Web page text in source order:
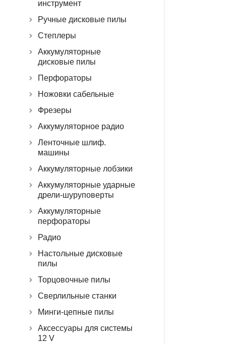
инструмент
Ручные дисковые пилы
Степлеры
Аккумуляторные
дисковые пилы
Перфораторы
Ножовки сабельные
Фрезеры
Аккумуляторное радио
Ленточные шлиф.
машины
Аккумуляторные лобзики
Аккумуляторные ударные
дрели-шуруповерты
Аккумуляторные
перфораторы
Радио
Настольные дисковые
пилы
Торцовочные пилы
Сверлильные станки
Минги-цепные пилы
Аксессуары для системы
12 V